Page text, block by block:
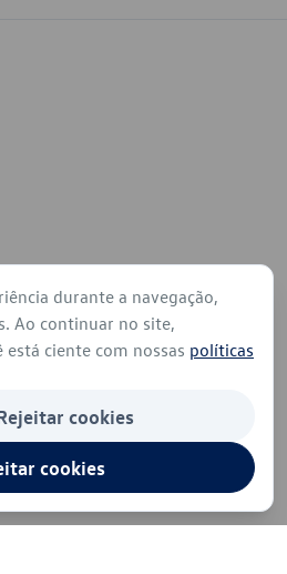
durante a navegação,
Ao continuar no site,
ciente com nossas políticas
cookies
cookies